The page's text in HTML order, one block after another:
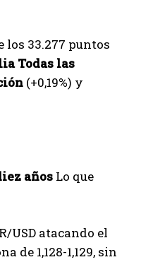
los 33.277 puntos
Todas las
(+0,19%) y
años Lo que
USD atacando el
de 1,128-1,129, sin